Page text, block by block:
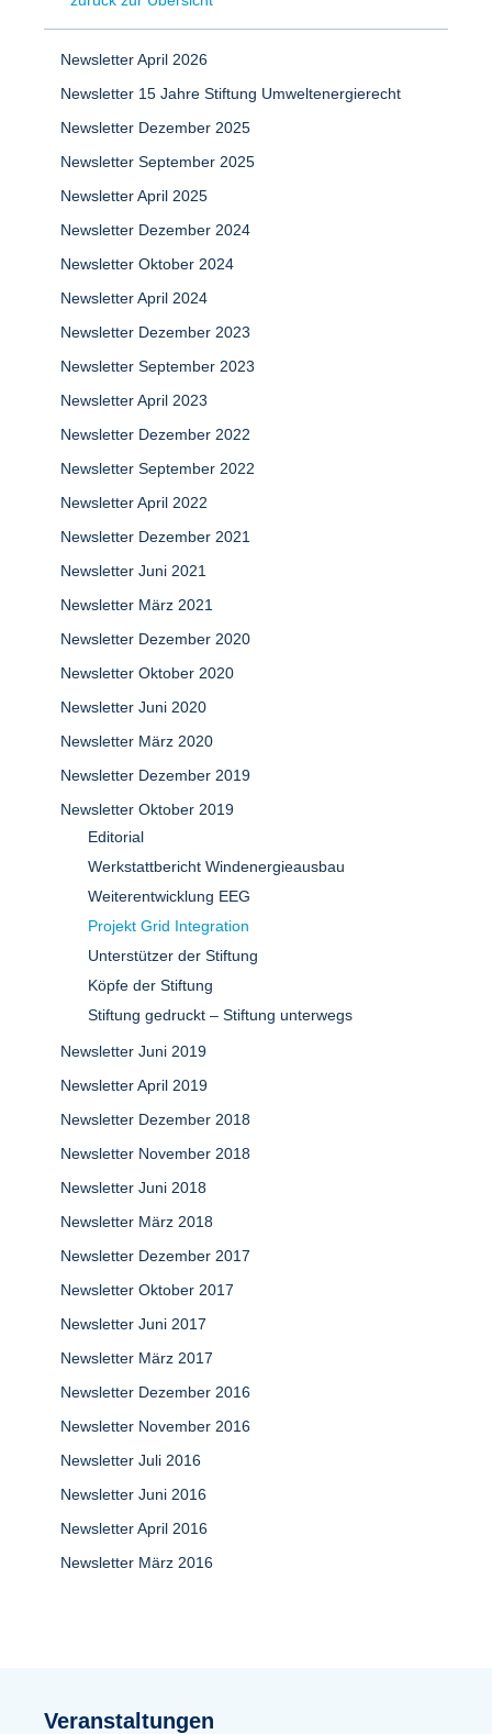
Newsletter April 2026
Newsletter 15 Jahre Stiftung Umweltenergierecht
Newsletter Dezember 2025
Newsletter September 2025
Newsletter April 2025
Newsletter Dezember 2024
Newsletter Oktober 2024
Newsletter April 2024
Newsletter Dezember 2023
Newsletter September 2023
Newsletter April 2023
Newsletter Dezember 2022
Newsletter September 2022
Newsletter April 2022
Newsletter Dezember 2021
Newsletter Juni 2021
Newsletter März 2021
Newsletter Dezember 2020
Newsletter Oktober 2020
Newsletter Juni 2020
Newsletter März 2020
Newsletter Dezember 2019
Newsletter Oktober 2019
Editorial
Werkstattbericht Windenergieausbau
Weiterentwicklung EEG
Projekt Grid Integration
Unterstützer der Stiftung
Köpfe der Stiftung
Stiftung gedruckt – Stiftung unterwegs
Newsletter Juni 2019
Newsletter April 2019
Newsletter Dezember 2018
Newsletter November 2018
Newsletter Juni 2018
Newsletter März 2018
Newsletter Dezember 2017
Newsletter Oktober 2017
Newsletter Juni 2017
Newsletter März 2017
Newsletter Dezember 2016
Newsletter November 2016
Newsletter Juli 2016
Newsletter Juni 2016
Newsletter April 2016
Newsletter März 2016
Veranstaltungen